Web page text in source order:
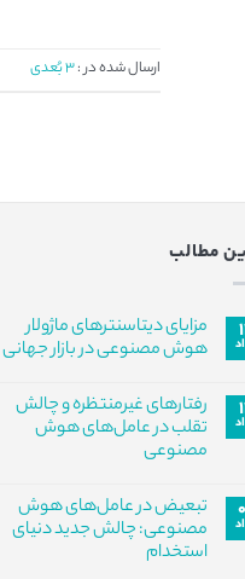
ارسال شده در :3 بُعدی
مطالب
مزایای دیتاسنترهای ماژولار
هوش مصنوعی در بازار جهانی
دیدگاهی
برای
مزایای
دیتاسنترهای
ماژولار
در
بازار
جهانی
ثبت
نشده
رفتارهای غیرمنتظره و چالش
تقلب در عامل‌های هوش
مصنوعی
دیدگاهی
برای
رفتارهای
غیرمنتظره
و
ثبت
نشده
تبعیض در عامل‌های هوش
مصنوعی: چالش جدید دنیای
استخدام